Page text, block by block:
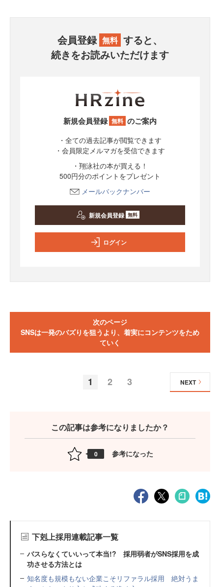
会員登録 無料 すると、
続きをお読みいただけます
新規会員登録 無料 のご案内
・全ての過去記事が閲覧できます
・会員限定メルマガを受信できます
・翔泳社の本が買える！
500円分のポイントをプレゼント
メールバックナンバー
新規会員登録 無料
ログイン
次のページ
SNSは一発のバズりを狙うより、着実にコンテンツをため
ていく
1 2 3 NEXT
この記事は参考になりましたか？
0 参考になった
下剋上採用連載記事一覧
バスらなくていいって本当!? 採用弱者がSNS採用を成
功させる方法とは
知名度も規模もない企業こそリファラル採用 絶対うま